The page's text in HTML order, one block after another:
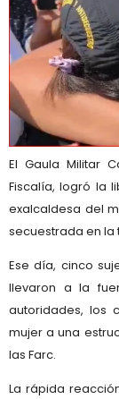
El Gaula Militar
Fiscalía, logró la
exalcaldesa del
secuestrada en la
Ese día, cinco
llevaron a la
autoridades, los
mujer a una
las Farc.
La rápida